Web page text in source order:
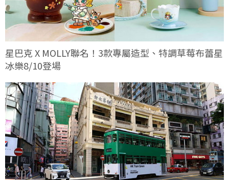
星巴克 X MOLLY聯名！3款專屬造型、特調草莓布蕾星
冰樂8/10登場